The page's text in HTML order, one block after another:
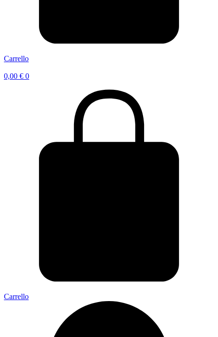
Carrello
0,00 € 0
Carrello